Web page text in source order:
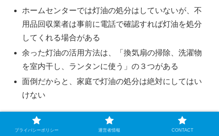
ホームセンターでは灯油の処分はしていないが、不
用品回収業者は事前に電話で確認すれば灯油を処分
してくれる場合がある
余った灯油の活用方法は、「換気扇の掃除、洗濯物
を室内干し、ランタンに使う」の３つがある
面倒だからと、家庭で灯油の処分は絶対にしてはい
けない
灯油は寒くなる秋から冬のシーズンに多く使いますよね。
プライバシーポリシー 運営者情報 CONTACT